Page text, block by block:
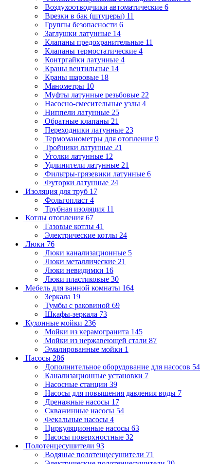
Воздухоотводчики автоматические 6
Врезки в бак (штуцеры) 11
Группы безопасности 6
Заглушки латунные 14
Клапаны предохранительные 11
Клапаны термостатические 4
Контргайки латунные 4
Краны вентильные 14
Краны шаровые 18
Манометры 10
Муфты латунные резьбовые 22
Насосно-смесительные узлы 4
Ниппели латунные 25
Обратные клапаны 21
Переходники латунные 23
Термоманометры для отопления 9
Тройники латунные 21
Уголки латунные 12
Удлинители латунные 21
Фильтры-грязевики латунные 6
Футорки латунные 24
Изоляция для труб 17
Фольгопласт 4
Трубная изоляция 11
Котлы отопления 67
Газовые котлы 41
Электрические котлы 24
Люки 76
Люки канализационные 5
Люки металлические 21
Люки невидимки 16
Люки пластиковые 30
Мебель для ванной комнаты 164
Зеркала 19
Тумбы с раковиной 69
Шкафы-зеркала 73
Кухонные мойки 236
Мойки из керамогранита 145
Мойки из нержавеющей стали 87
Эмалированные мойки 1
Насосы 286
Дополнительное оборудование для насосов 54
Канализационные установки 7
Насосные станции 39
Насосы для повышения давления воды 7
Дренажные насосы 17
Скважинные насосы 54
Фекальные насосы 4
Циркуляционные насосы 63
Насосы поверхностные 32
Полотенцесушители 93
Водяные полотенцесушители 71